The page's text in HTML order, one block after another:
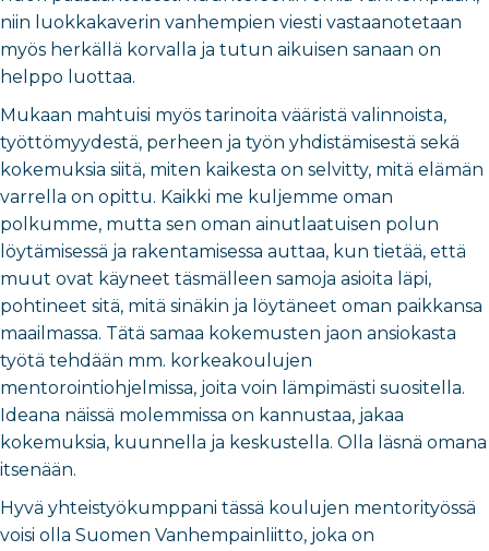
niin luokkakaverin vanhempien viesti vastaanotetaan
myös herkällä korvalla ja tutun aikuisen sanaan on
helppo luottaa.
Mukaan mahtuisi myös tarinoita vääristä valinnoista,
työttömyydestä, perheen ja työn yhdistämisestä sekä
kokemuksia siitä, miten kaikesta on selvitty, mitä elämän
varrella on opittu. Kaikki me kuljemme oman
polkumme, mutta sen oman ainutlaatuisen polun
löytämisessä ja rakentamisessa auttaa, kun tietää, että
muut ovat käyneet täsmälleen samoja asioita läpi,
pohtineet sitä, mitä sinäkin ja löytäneet oman paikkansa
maailmassa. Tätä samaa kokemusten jaon ansiokasta
työtä tehdään mm. korkeakoulujen
mentorointiohjelmissa, joita voin lämpimästi suositella.
Ideana näissä molemmissa on kannustaa, jakaa
kokemuksia, kuunnella ja keskustella. Olla läsnä omana
itsenään.
Hyvä yhteistyökumppani tässä koulujen mentorityössä
voisi olla Suomen Vanhempainliitto, joka on